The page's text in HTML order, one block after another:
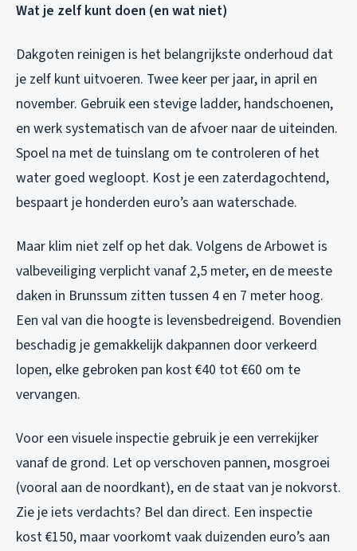
Wat je zelf kunt doen (en wat niet)
Dakgoten reinigen is het belangrijkste onderhoud dat
je zelf kunt uitvoeren. Twee keer per jaar, in april en
november. Gebruik een stevige ladder, handschoenen,
en werk systematisch van de afvoer naar de uiteinden.
Spoel na met de tuinslang om te controleren of het
water goed wegloopt. Kost je een zaterdagochtend,
bespaart je honderden euro’s aan waterschade.
Maar klim niet zelf op het dak. Volgens de Arbowet is
valbeveiliging verplicht vanaf 2,5 meter, en de meeste
daken in Brunssum zitten tussen 4 en 7 meter hoog.
Een val van die hoogte is levensbedreigend. Bovendien
beschadig je gemakkelijk dakpannen door verkeerd
lopen, elke gebroken pan kost €40 tot €60 om te
vervangen.
Voor een visuele inspectie gebruik je een verrekijker
vanaf de grond. Let op verschoven pannen, mosgroei
(vooral aan de noordkant), en de staat van je nokvorst.
Zie je iets verdachts? Bel dan direct. Een inspectie
kost €150, maar voorkomt vaak duizenden euro’s aan